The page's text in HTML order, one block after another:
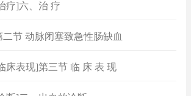
疗]六、治 疗
二节 动脉闭塞致急性肠缺血
床表现]第三节 临 床 表 现